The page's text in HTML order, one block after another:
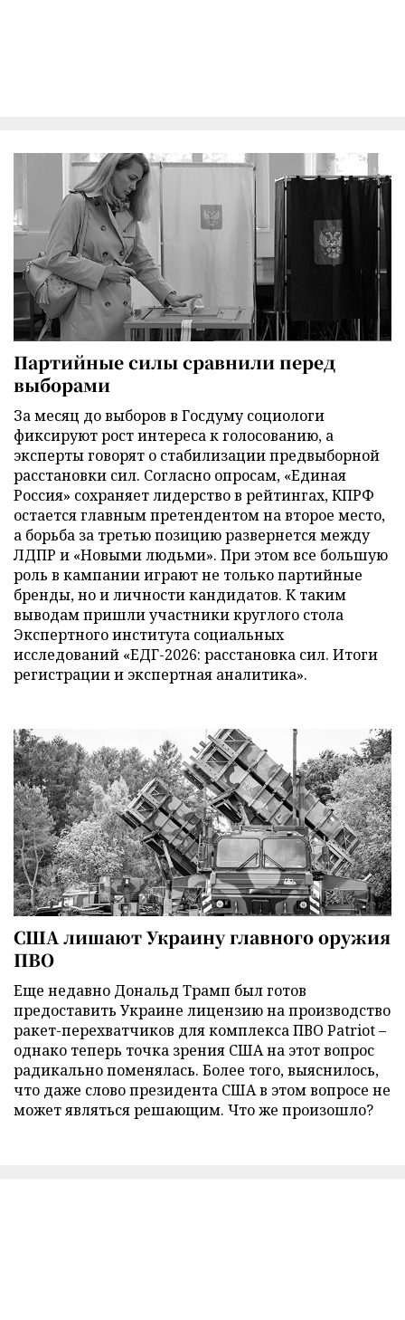
Партийные силы сравнили перед
выборами
За месяц до выборов в Госдуму социологи
фиксируют рост интереса к голосованию, а
эксперты говорят о стабилизации предвыборной
расстановки сил. Согласно опросам, «Единая
Россия» сохраняет лидерство в рейтингах, КПРФ
остается главным претендентом на второе место,
а борьба за третью позицию развернется между
ЛДПР и «Новыми людьми». При этом все большую
роль в кампании играют не только партийные
бренды, но и личности кандидатов. К таким
выводам пришли участники круглого стола
Экспертного института социальных
исследований «ЕДГ-2026: расстановка сил. Итоги
регистрации и экспертная аналитика».
США лишают Украину главного оружия
ПВО
Еще недавно Дональд Трамп был готов
предоставить Украине лицензию на производство
ракет-перехватчиков для комплекса ПВО Patriot –
однако теперь точка зрения США на этот вопрос
радикально поменялась. Более того, выяснилось,
что даже слово президента США в этом вопросе не
может являться решающим. Что же произошло?